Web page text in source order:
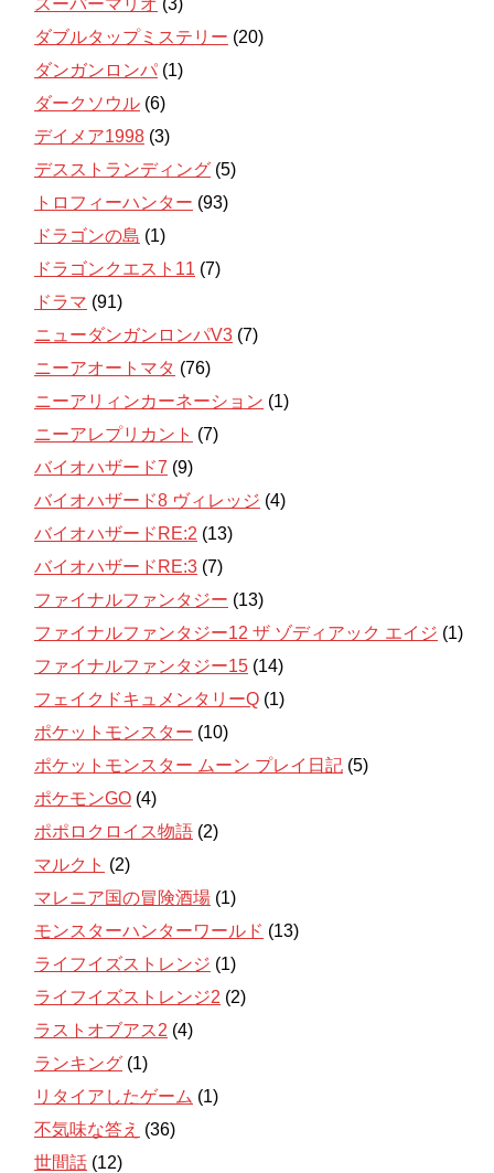
ダブルタップミステリー (20)
ダンガンロンパ (1)
ダークソウル (6)
デイメア1998 (3)
デスストランディング (5)
トロフィーハンター (93)
ドラゴンの島 (1)
ドラゴンクエスト11 (7)
ドラマ (91)
ニューダンガンロンパV3 (7)
ニーアオートマタ (76)
ニーアリィンカーネーション (1)
ニーアレプリカント (7)
バイオハザード7 (9)
バイオハザード8 ヴィレッジ (4)
バイオハザードRE:2 (13)
バイオハザードRE:3 (7)
ファイナルファンタジー (13)
ファイナルファンタジー12 ザ ゾディアック エイジ (1)
ファイナルファンタジー15 (14)
フェイクドキュメンタリーQ (1)
ポケットモンスター (10)
ポケットモンスター ムーン プレイ日記 (5)
ポケモンGO (4)
ポポロクロイス物語 (2)
マルクト (2)
マレニア国の冒険酒場 (1)
モンスターハンターワールド (13)
ライフイズストレンジ (1)
ライフイズストレンジ2 (2)
ラストオブアス2 (4)
ランキング (1)
リタイアしたゲーム (1)
不気味な答え (36)
世間話 (12)